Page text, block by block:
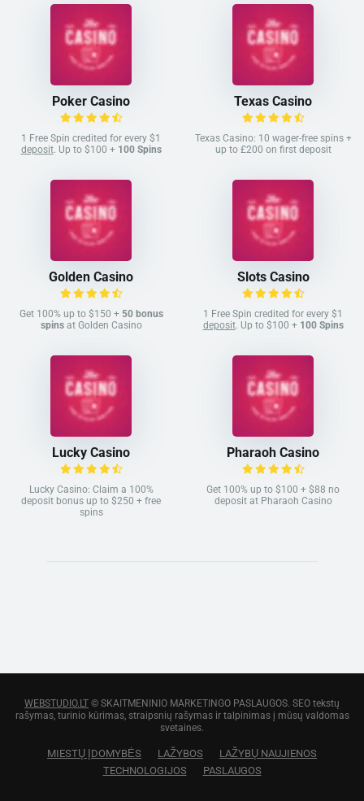
Poker Casino
1 Free Spin credited for every $1
deposit. Up to $100 + 100 Spins
Texas Casino
Texas Casino: 10 wager-free spins +
up to £200 on first deposit
Golden Casino
Get 100% up to $150 + 50 bonus
spinsat Golden Casino
Slots Casino
1 Free Spin credited for every $1
deposit. Up to $100 + 100 Spins
Lucky Casino
Lucky Casino: Claim a 100%
deposit bonus up to $250 + free
spins
Pharaoh Casino
Get 100% up to $100 + $88 no
deposit at Pharaoh Casino
WEBSTUDIO.LT © SKAITMENINIO MARKETINGO PASLAUGOS. SEO tekstų
rašymas, turinio kūrimas, straipsnių rašymas ir talpinimas į mūsų valdomas
svetaines.
MIESTŲ ĮDOMYBĖS LAŽYBOS
LAŽYBŲ NAUJIENOS
TECHNOLOGIJOS
PASLAUGOS